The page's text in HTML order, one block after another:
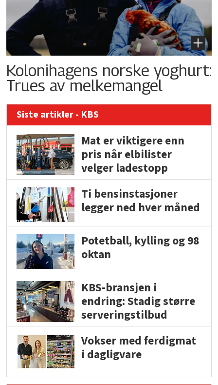
Kolonihagens norske yoghurt:
Trues av melkemangel
Siste artikler - KBS
Mat er viktigere enn
pris når elbilister
velger ladestopp
Ti bensinstasjoner
legger ned hver måned
Potetball, kylling og 98
oktan
KBS-bransjen i
endring: Stadig større
serveringstilbud
Vokser med ferdigmat
i dagligvare